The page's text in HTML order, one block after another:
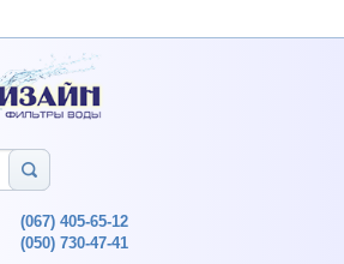
(067) 405-65-12
(050) 730-47-41